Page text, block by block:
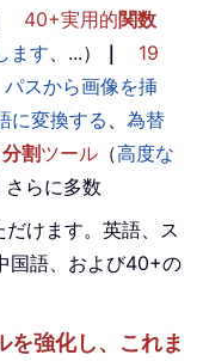
40+実用的関数
ます、...） ｜
19
パスから画像を挿
に変換する、 為替
割ツール （高度な
さらに多数
けます。英語、ス
国語、および40+の
強化し、これま